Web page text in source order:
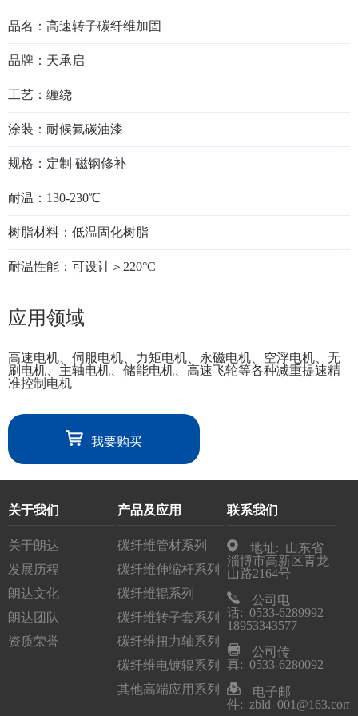
品名：高速转子碳纤维加固
品牌：天承启
工艺：缠绕
涂装：耐候氟碳油漆
规格：定制 磁钢修补
耐温：130-230℃
树脂材料：低温固化树脂
耐温性能：可设计＞220°C
应用领域
高速电机、伺服电机、力矩电机、永磁电机、空浮电机、无
刷电机、主轴电机、储能电机、高速飞轮等各种减重提速精
准控制电机
我要购买
关于我们
关于朗达
发展历程
朗达文化
朗达团队
资质荣誉
产品及应用
碳纤维管材系列
碳纤维伸缩杆系列
碳纤维辊系列
碳纤维转子套系列
碳纤维扭力轴系列
碳纤维电镀辊系列
其他高端应用系列
联系我们
地址: 山东省
淄博市高新区青龙
山路2164号
公司电
话: 0533-6289992
18953343577
公司传
真: 0533-6280092
电子邮
件: zbld_001@163.com